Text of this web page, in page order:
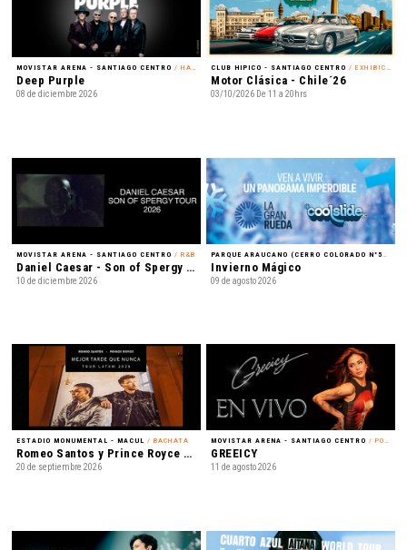
MOVISTAR ARENA - SANTIAGO CENTRO / HARD ROCK
Deep Purple
08 de diciembre 2026
CLUB HIPICO - SANTIAGO CENTRO / EXHIBICIÓN
Motor Clásica - Chile´26
03/10/2026 De 11 a 20hrs
MOVISTAR ARENA - SANTIAGO CENTRO / R&B
Daniel Caesar - Son of Spergy Tour 2026
10 de diciembre 2026
Invierno Mágico
09 de agosto 2026
ESTADIO MONUMENTAL - MACUL / BACHATA
Romeo Santos y Prince Royce - Mejor Tarde que Nunca
20 de septiembre 2026
MOVISTAR ARENA - SANTIAGO CENTRO / POP LATINO
GREEICY
11 de agosto 2026